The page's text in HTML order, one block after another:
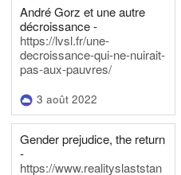
André Gorz et une autre
décroissance -
https://lvsl.fr/une-
decroissance-qui-ne-nuirait-
pas-aux-pauvres/
3 août 2022
Gender prejudice, the return
-
https://www.realityslaststan